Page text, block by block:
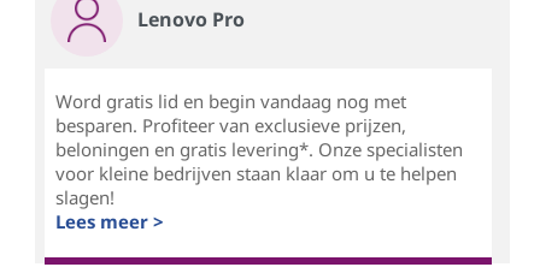
Lenovo Pro
Word gratis lid en begin vandaag nog met
besparen. Profiteer van exclusieve prijzen,
beloningen en gratis levering*. Onze specialisten
voor kleine bedrijven staan klaar om u te helpen
slagen!
Lees meer >